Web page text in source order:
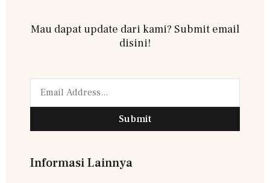
Mau dapat update dari kami? Submit email
disini!
Submit
Informasi Lainnya